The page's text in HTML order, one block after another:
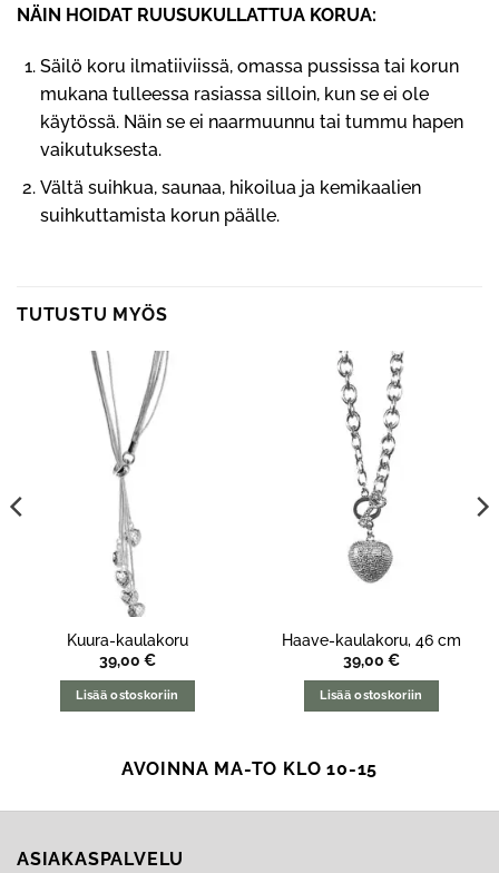
NÄIN HOIDAT RUUSUKULLATTUA KORUA:
Säilö koru ilmatiiviissä, omassa pussissa tai korun
mukana tulleessa rasiassa silloin, kun se ei ole
käytössä. Näin se ei naarmuunnu tai tummu hapen
vaikutuksesta.
Vältä suihkua, saunaa, hikoilua ja kemikaalien
suihkuttamista korun päälle.
TUTUSTU MYÖS
Kuura-kaulakoru
39,00 €
Lisää ostoskoriin
Haave-kaulakoru, 46 cm
39,00 €
Lisää ostoskoriin
AVOINNA MA-TO KLO 10-15
ASIAKASPALVELU